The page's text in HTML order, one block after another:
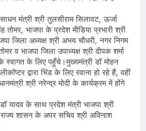
मंत्री श्री तुलसीराम सिलावट, ऊर्जा
तोमर, भाजपा के प्रदेश मीडिया प्रभारी श्री
जिला अध्यक्ष श्री अभय चौधरी, नगर निगम
व भाजपा जिला उपाध्यक्ष श्री दीपक शर्मा
स्वागत के लिए पहुँचे।मुख्यमंत्री डॉ मोहन
द्वारा भिंड के लिए रवाना हो रहे हैं, वहीं
श्री नरेन्द्र मोदी के कार्यक्रम में होंगे
यादव के साथ प्रदेश मंत्री भाजपा श्री
राज्य शासन के अपर सचिव श्री अविनाश